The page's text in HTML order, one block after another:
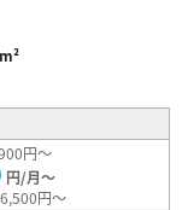
円～
円/月～
円～